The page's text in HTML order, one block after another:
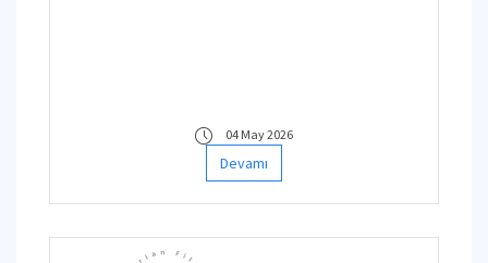
04 May 2026
Devamı